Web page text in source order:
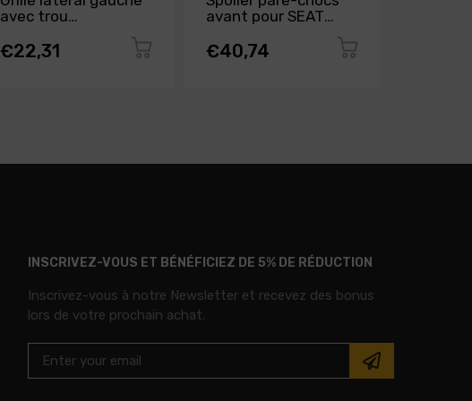
avec trou
antibrouillard pare-
chocs avant pour
SEAT IBIZA de 2008
€22,31
avant pour SEAT
IBIZA de 2015 à 2016,
Neuf
€40,74
INSCRIVEZ-VOUS ET BÉNÉFICIEZ DE 5% DE RÉDUCTION
Inscrivez-vous à notre Newsletter et recevez des bonus
lors de votre prochain achat.